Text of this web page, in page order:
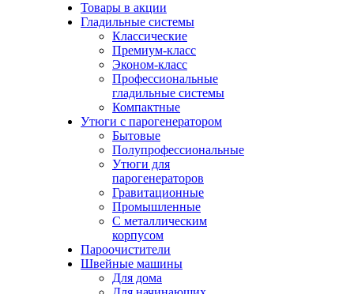
Товары в акции
Гладильные системы
Классические
Премиум-класс
Эконом-класс
Профессиональные
гладильные системы
Компактные
Утюги с парогенератором
Бытовые
Полупрофессиональные
Утюги для
парогенераторов
Гравитационные
Промышленные
С металлическим
корпусом
Пароочистители
Швейные машины
Для дома